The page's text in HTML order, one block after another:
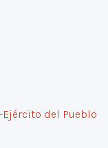
Ejército del Pueblo